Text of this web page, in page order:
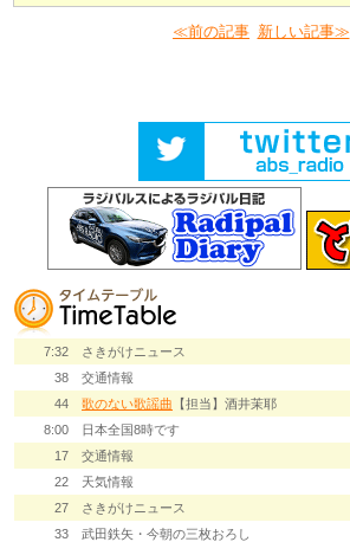
≪前の記事 新しい記事≫
7:32
さきがけニュース
38
交通情報
44
歌のない歌謡曲 【担当】酒井茉耶
8:00
日本全国8時です
17
交通情報
22
天気情報
27
さきがけニュース
33
武田鉄矢・今朝の三枚おろし